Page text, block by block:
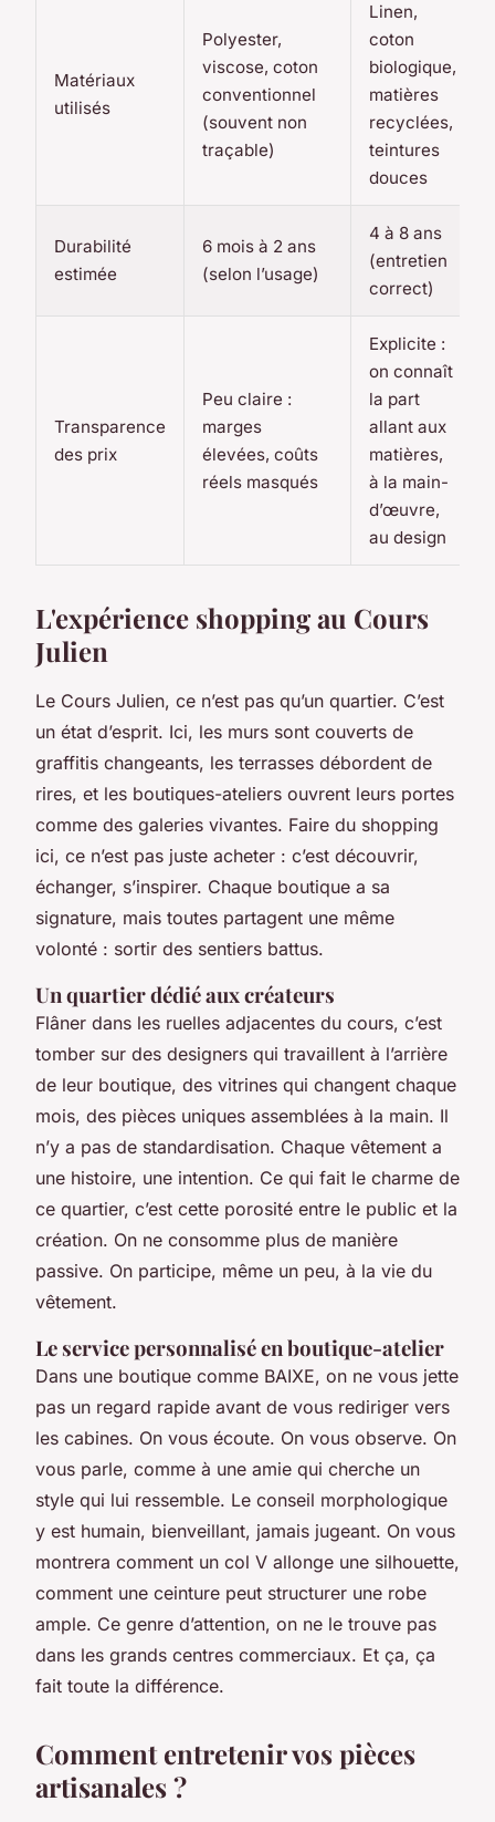
Matériaux
utilisés
Polyester,
viscose, coton
conventionnel
(souvent non
traçable)
Linen,
coton
biologique,
matières
recyclées,
teintures
douces
Durabilité
estimée
6 mois à 2 ans
(selon l’usage)
4 à 8 ans
(entretien
correct)
Transparence
des prix
Peu claire :
marges
élevées, coûts
réels masqués
Explicite :
on connaît
la part
allant aux
matières,
à la main-
d’œuvre,
au design
L'expérience shopping au Cours
Julien
Le Cours Julien, ce n’est pas qu’un quartier. C’est
un état d’esprit. Ici, les murs sont couverts de
graffitis changeants, les terrasses débordent de
rires, et les boutiques-ateliers ouvrent leurs portes
comme des galeries vivantes. Faire du shopping
ici, ce n’est pas juste acheter : c’est découvrir,
échanger, s’inspirer. Chaque boutique a sa
signature, mais toutes partagent une même
volonté : sortir des sentiers battus.
Un quartier dédié aux créateurs
Flâner dans les ruelles adjacentes du cours, c’est
tomber sur des designers qui travaillent à l’arrière
de leur boutique, des vitrines qui changent chaque
mois, des pièces uniques assemblées à la main. Il
n’y a pas de standardisation. Chaque vêtement a
une histoire, une intention. Ce qui fait le charme de
ce quartier, c’est cette porosité entre le public et la
création. On ne consomme plus de manière
passive. On participe, même un peu, à la vie du
vêtement.
Le service personnalisé en boutique-atelier
Dans une boutique comme BAIXE, on ne vous jette
pas un regard rapide avant de vous rediriger vers
les cabines. On vous écoute. On vous observe. On
vous parle, comme à une amie qui cherche un
style qui lui ressemble. Le conseil morphologique
y est humain, bienveillant, jamais jugeant. On vous
montrera comment un col V allonge une silhouette,
comment une ceinture peut structurer une robe
ample. Ce genre d’attention, on ne le trouve pas
dans les grands centres commerciaux. Et ça, ça
fait toute la différence.
Comment entretenir vos pièces
artisanales ?